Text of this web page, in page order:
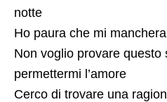
notte
Ho paura che mi
Non voglio provare
permettermi l’amore
Cerco di trovare una